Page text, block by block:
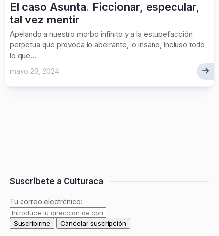
El caso Asunta. Ficcionar, especular,
tal vez mentir
Apelando a nuestro morbo infinito y a la estupefacción
perpetua que provoca lo aberrante, lo insano, incluso todo
lo que...
mayo 23, 2024
Suscríbete a Culturaca
Tu correo electrónico: